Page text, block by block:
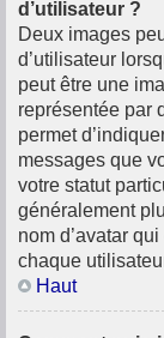
d’utilisateur ?
Deux images
d’utilisateur
peut être une
représentée par
permet
messages que
votre statut
généralement
nom d’avatar
chaque
Haut